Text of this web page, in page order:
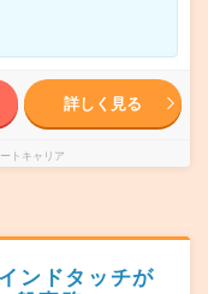
詳しく見る
トキャリア
ンドタッチが